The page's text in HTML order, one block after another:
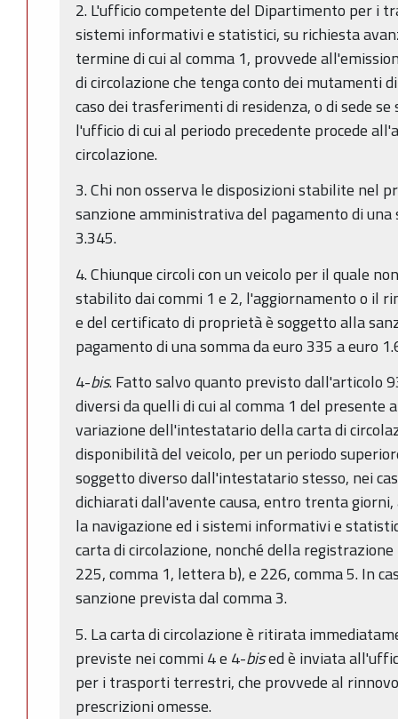
2. L'ufficio competente del Dipartimento per i
sistemi informativi e statistici, su richiesta
termine di cui al comma 1, provvede
di circolazione che tenga conto dei mutamenti
caso dei trasferimenti di residenza, o di sede
l'ufficio di cui al periodo precedente procede
circolazione.
3. Chi non osserva le disposizioni stabilite nel
sanzione amministrativa del pagamento di una
3.345.
4. Chiunque circoli con un veicolo per il quale
stabilito dai commi 1 e 2, l'aggiornamento o il
e del certificato di proprietà è soggetto alla
pagamento di una somma da euro 335 a euro
4-bis. Fatto salvo quanto previsto dall'articolo
diversi da quelli di cui al comma 1 del presente
variazione dell'intestatario della carta di
disponibilità del veicolo, per un periodo
soggetto diverso dall'intestatario stesso, nei
dichiarati dall'avente causa, entro trenta
la navigazione ed i sistemi informativi e
carta di circolazione, nonché della
225, comma 1, lettera b), e 226, comma 5. In
sanzione prevista dal comma 3.
5. La carta di circolazione è ritirata
previste nei commi 4 e 4-bised è inviata
per i trasporti terrestri, che provvede al
prescrizioni omesse.